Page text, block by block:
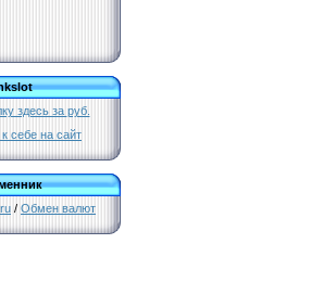
здесь за руб.
себе на сайт
/ Обмен валют